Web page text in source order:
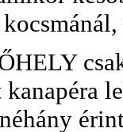
kanapéra